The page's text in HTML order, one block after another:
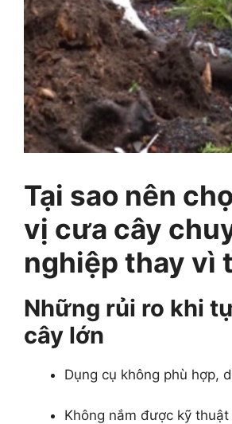
Tại sao nên
vị cưa cây
nghiệp thay vì
Những rủi ro khi
cây lớn
Dụng cụ không phù hợp,
Không nắm được kỹ